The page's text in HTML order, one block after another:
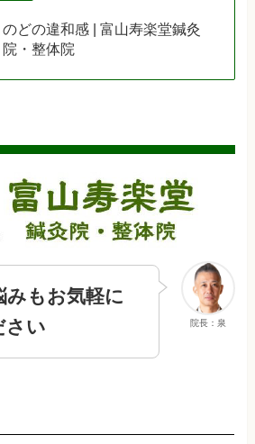
のどの違和感 | 富山寿楽堂鍼灸
院・整体院
院長：泉
みもお気軽に
さい